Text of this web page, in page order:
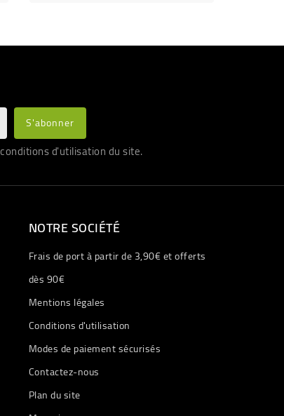
d'utilisation du site.
NOTRE SOCIÉTÉ
Frais de port à partir de 3,90€ et offerts
dès 90€
Mentions légales
Conditions d'utilisation
Modes de paiement sécurisés
Contactez-nous
Plan du site